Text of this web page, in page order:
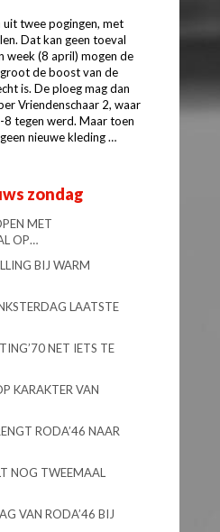
uit twee pogingen, met
Dat kan geen toeval
week (8 april) mogen de
de boost van de
is. De ploeg mag dan
Vriendenschaar 2, waar
tegen werd. Maar toen
nieuwe kleding …
zondag
MET
OP…
BIJ WARM
LAATSTE
NET IETS TE
KARAKTER VAN
RODA’46 NAAR
NOG TWEEMAAL
VAN RODA’46 BIJ